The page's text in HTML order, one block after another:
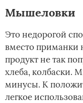
Мышеловки
Это недорогой
вместо приманки
продукт не так
хлеба, колбаски.
минусы. К
легкое